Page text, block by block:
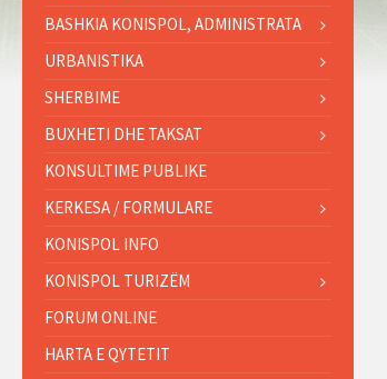
BASHKIA KONISPOL, ADMINISTRATA
URBANISTIKA
SHERBIME
BUXHETI DHE TAKSAT
KONSULTIME PUBLIKE
KERKESA / FORMULARE
KONISPOL INFO
KONISPOL TURIZËM
FORUM ONLINE
HARTA E QYTETIT